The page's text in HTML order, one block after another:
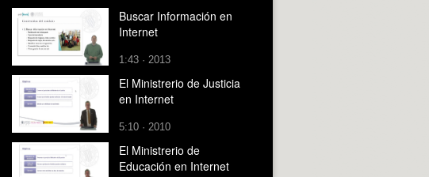
Buscar Información en
Internet
1:43 · 2013
El Ministrerio de Justicia
en Internet
5:10 · 2010
El Ministrerio de
Educación en Internet